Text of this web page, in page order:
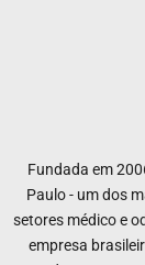
Fundada em
Paulo - um dos
setores médico e
empresa